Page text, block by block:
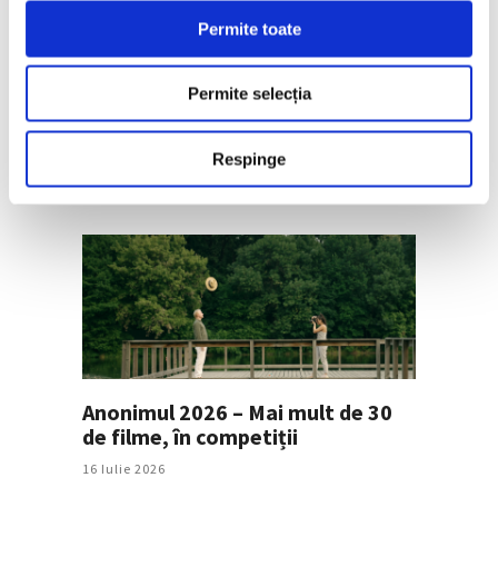
Permite toate
Permite selecția
Respinge
Festivalul de Film de la Veneția
2026 – Film românesc, în
secțiunea Spotlight
23 Iulie 2026
Anonimul 2026 – Mai mult de 30
de filme, în competiții
16 Iulie 2026